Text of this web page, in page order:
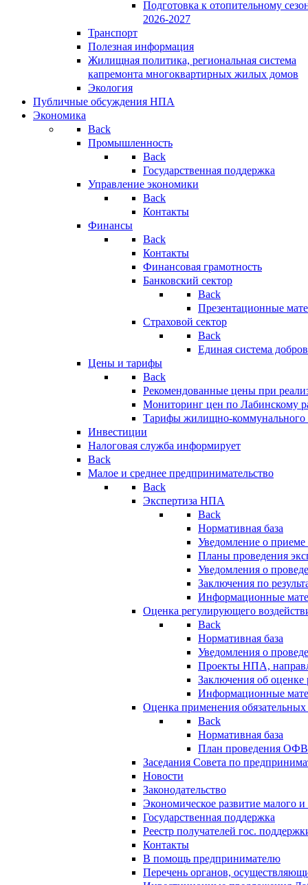
Подготовка к отопительному
2026-2027
Транспорт
Полезная информация
Жилищная политика, региональная система
капремонта многоквартирных жилых домов
Экология
Публичные обсуждения НПА
Экономика
Back
Промышленность
Back
Государственная поддержка
Управление экономики
Back
Контакты
Финансы
Back
Контакты
Финансовая грамотность
Банковский сектор
Back
Презентационные
Страховой сектор
Back
Единая система
Цены и тарифы
Back
Рекомендованные цены при
Мониторинг цен по Лабинскому
Тарифы жилищно-коммунального
Инвестиции
Налоговая служба информирует
Back
Малое и среднее предпринимательство
Back
Экспертиза НПА
Back
Нормативная база
Уведомление о
Планы проведения
Уведомления о
Заключения по
Информационные
Оценка регулирующего
Back
Нормативная база
Уведомления о
Проекты НПА,
Заключения об
Информационные
Оценка применения
Back
Нормативная база
План проведения
Заседания Совета по
Новости
Законодательство
Экономическое развитие малого и
Государственная поддержка
Реестр получателей гос.
Контакты
В помощь предпринимателю
Перечень органов,